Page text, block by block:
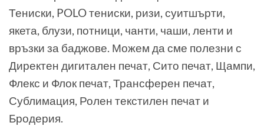
Тениски, POLO тениски, ризи, суитшърти,
якета, блузи, потници, чанти, чаши, ленти и
връзки за баджове. Можем да сме полезни с
Директен дигитален печат, Сито печат, Щампи,
Флекс и Флок печат, Трансферен печат,
Сублимация, Ролен текстилен печат и
Бродерия.